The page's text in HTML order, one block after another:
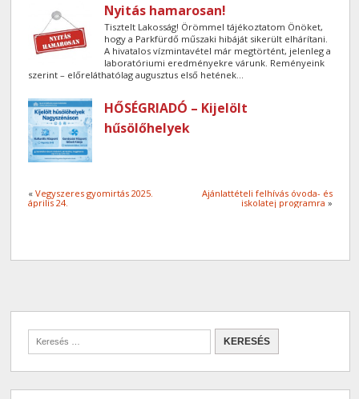
Nyitás hamarosan!
Tisztelt Lakosság! Örömmel tájékoztatom Önöket,
hogy a Parkfürdő műszaki hibáját sikerült elhárítani.
A hivatalos vízmintavétel már megtörtént, jelenleg a
laboratóriumi eredményekre várunk. Reményeink
szerint – előreláthatólag augusztus első hetének...
HŐSÉGRIADÓ – Kijelölt
hűsölőhelyek
«Vegyszeres gyomirtás 2025.
április 24.
Ajánlattételi felhívás óvoda- és
iskolatej programra »